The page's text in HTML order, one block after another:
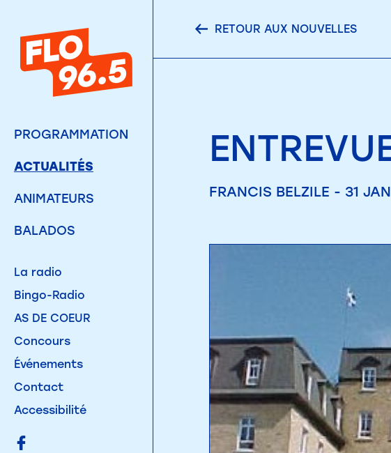
PROGRAMMATION
ACTUALITÉS
ANIMATEURS
BALADOS
La radio
Bingo-Radio
AS DE COEUR
Concours
Événements
Contact
Accessibilité
RETOUR AUX NOUVELLES
FRANCIS BELZILE - 31